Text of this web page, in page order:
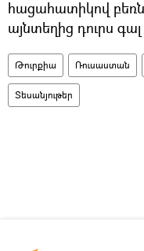
հացահատիկով
այնտեղից դուրս
Թուրքիա Ռուսաստան
Տեսանյութեր